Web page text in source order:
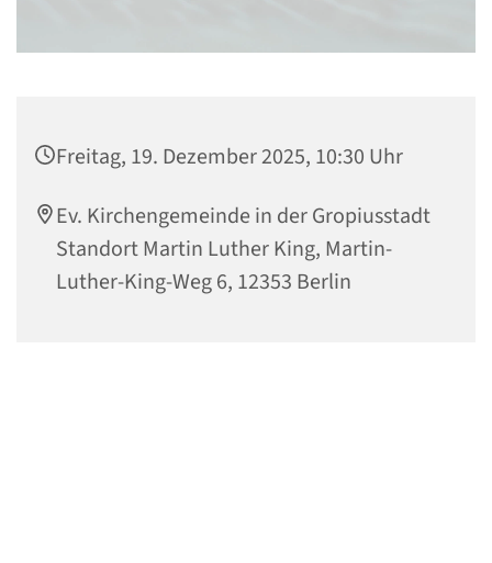
Freitag, 19. Dezember 2025, 10:30 Uhr
Ev. Kirchengemeinde in der Gropiusstadt
Standort Martin Luther King, Martin-
Luther-King-Weg 6, 12353 Berlin